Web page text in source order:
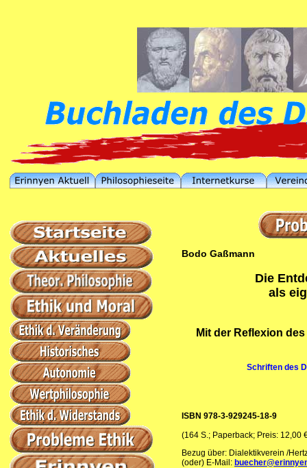
Bodo Gaßmann
Die
als
Mit der Reflexion
Schriften des
ISBN 978-3-929245-18-9
(164 S.; Paperback; Preis: 12,00
Bezug über: Dialektikverein /
(oder) E-Mail: